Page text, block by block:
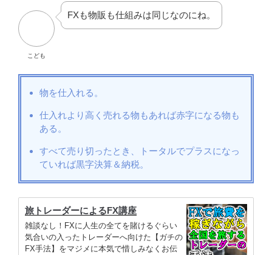
こども
FXも物販も仕組みは同じなのにね。
物を仕入れる。
仕入れより高く売れる物もあれば赤字になる物も
ある。
すべて売り切ったとき、トータルでプラスになっ
ていれば黒字決算＆納税。
旅トレーダーによるFX講座
雑談なし！FXに人生の全てを賭けるぐらい
気合いの入ったトレーダーへ向けた【ガチの
FX手法】をマジメに本気で惜しみなくお伝